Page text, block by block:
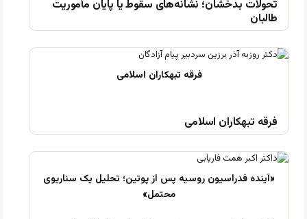
تحولات بدخشان؛ نشانه‌های سقوط یا پایان مأموریت
طالبان
فرقه تبهکاران اسلامی